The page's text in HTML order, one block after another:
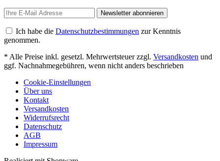
Newsletter abonnieren
Ich habe die Datenschutzbestimmungen zur Kenntnis
genommen.
* Alle Preise inkl. gesetzl. Mehrwertsteuer zzgl. Versandkosten und
ggf. Nachnahmegebühren, wenn nicht anders beschrieben
Cookie-Einstellungen
Über uns
Kontakt
Versandkosten
Widerrufsrecht
Datenschutz
AGB
Impressum